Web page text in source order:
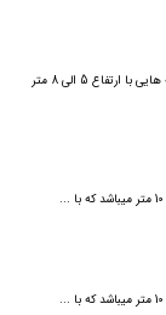
دارای گارانتی دوساله این محصول مناسب برای داخل کارخانه جات و سوله هایی با ارتفاع 5 الی 8 متر